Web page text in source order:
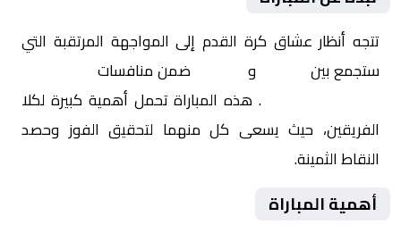
تتجه أنظار عشاق كرة القدم إلى المواجهة المرتقبة التي
ستجمع بين
و ضمن منافسات
. هذه المباراة تحمل أهمية كبيرة لكلا
الفريقين، حيث يسعى كل منهما لتحقيق الفوز وحصد
النقاط الثمينة.
أهمية المباراة